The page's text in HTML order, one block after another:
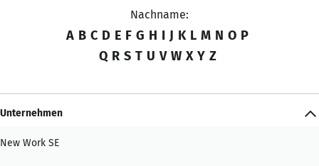
Nachname:
A B C D E F G H I J K L M N O P
Q R S T U V W X Y Z
Unternehmen
New Work SE